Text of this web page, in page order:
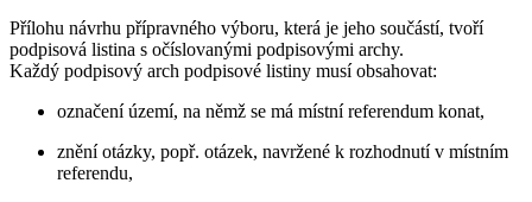
Přílohu návrhu přípravného výboru, která je jeho součástí, tvoří
podpisová listina s očíslovanými podpisovými archy.
Každý podpisový arch podpisové listiny musí obsahovat:
označení území, na němž se má místní referendum konat,
znění otázky, popř. otázek, navržené k rozhodnutí v místním
referendu,